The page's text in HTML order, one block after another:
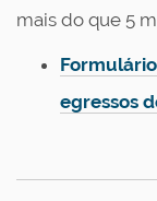
mais do que 5
egressos